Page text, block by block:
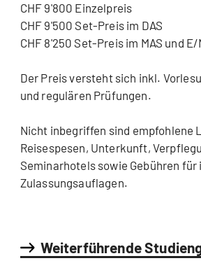
CHF 9'800 Einzelpreis
CHF 9'500 Set-Preis im DAS
CHF 8'250 Set-Preis im MAS und E/
Der Preis versteht sich inkl.
und regulären Prüfungen.
Nicht inbegriffen sind empfohlene
Reisespesen, Unterkunft,
Seminarhotels sowie Gebühren für
Zulassungsauflagen.
Weiterführende